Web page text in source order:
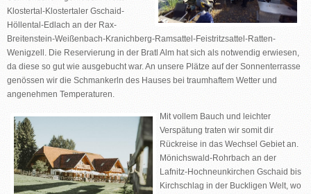
Klostertal-Klostertaler Gschaid-
Höllental-Edlach an der Rax-
Breitenstein-Weißenbach-Kranichberg-Ramsattel-Feistritzsattel-Ratten-
Wenigzell. Die Reservierung in der Bratl Alm hat sich als notwendig erwiesen,
da diese so gut wie ausgebucht war. An unsere Plätze auf der Sonnenterrasse
genössen wir die Schmankerln des Hauses bei traumhaftem Wetter und
angenehmen Temperaturen.
Mit vollem Bauch und leichter
Verspätung traten wir somit dir
Rückreise in das Wechsel Gebiet an.
Mönichswald-Rohrbach an der
Lafnitz-Hochneunkirchen Gschaid bis
Kirchschlag in der Buckligen Welt, wo